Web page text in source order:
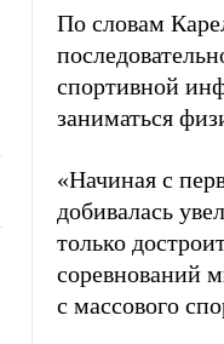
По словам
спортивной
заниматься
«Начиная с
добивалась
только
соревнований
с массового